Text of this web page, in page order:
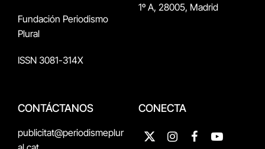
Fundación Periodismo
Plural
ISSN 3081-314X
1º A, 28005, Madrid
CONTÁCTANOS
publicitat@periodismeplur
CONECTA
X
InstagramFacebookYouTube